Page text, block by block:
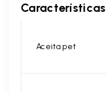
Características
Aceita pet